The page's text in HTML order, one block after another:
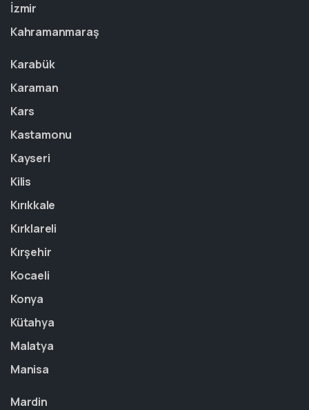
İzmir
Kahramanmaraş
Karabük
Karaman
Kars
Kastamonu
Kayseri
Kilis
Kırıkkale
Kırklareli
Kırşehir
Kocaeli
Konya
Kütahya
Malatya
Manisa
Mardin